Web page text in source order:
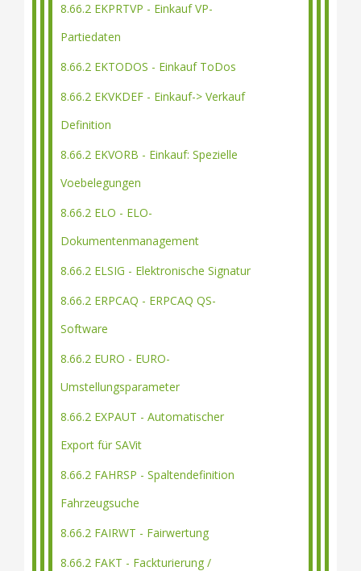
8.66.2 EKPRTVP - Einkauf VP-
Partiedaten
8.66.2 EKTODOS - Einkauf ToDos
8.66.2 EKVKDEF - Einkauf-> Verkauf
Definition
8.66.2 EKVORB - Einkauf: Spezielle
Voebelegungen
8.66.2 ELO - ELO-
Dokumentenmanagement
8.66.2 ELSIG - Elektronische Signatur
8.66.2 ERPCAQ - ERPCAQ QS-
Software
8.66.2 EURO - EURO-
Umstellungsparameter
8.66.2 EXPAUT - Automatischer
Export für SAVit
8.66.2 FAHRSP - Spaltendefinition
Fahrzeugsuche
8.66.2 FAIRWT - Fairwertung
8.66.2 FAKT - Fackturierung /